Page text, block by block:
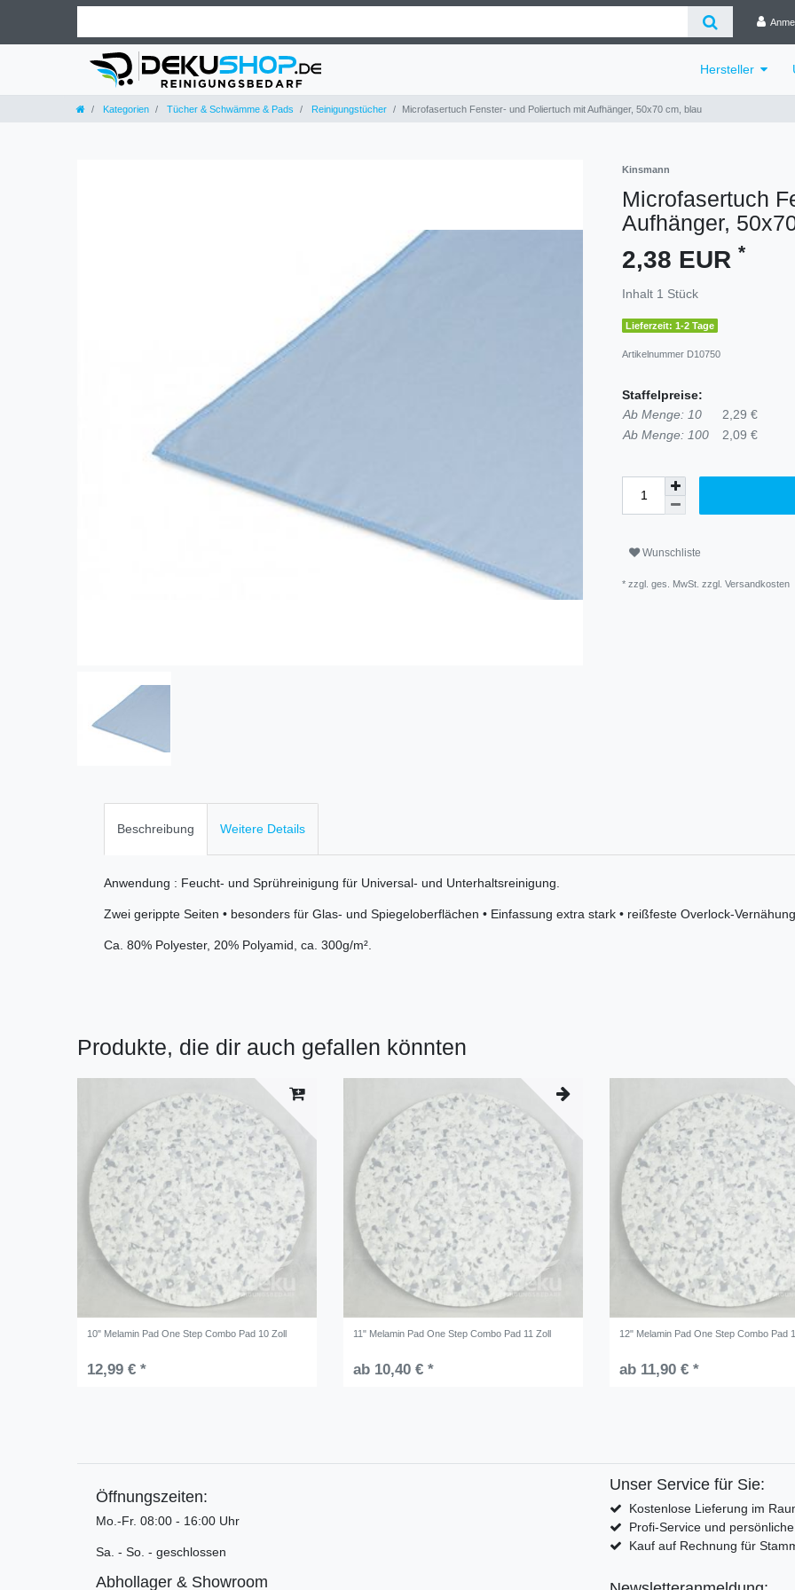
Hersteller
Kategorien Tücher & Schwämme & Pads Reinigungstücher Microfasertuch Fenster- und Poliertuch mit Aufhänger, 50x70 cm, blau
Kinsmann
Microfasertuch
Aufhänger,
2,38 EUR *
Inhalt 1 Stück
Lieferzeit: 1-2 Tage
Artikelnummer D10750
Staffelpreise:
Ab Menge: 10
2,29 €
Ab Menge: 100
2,09 €
Wunschliste
* zzgl. ges. MwSt. zzgl. Versandkosten
Beschreibung Weitere Details
Anwendung : Feucht- und Sprühreinigung für Universal- und Unterhaltsreinigung.
Zwei gerippte Seiten • besonders für Glas- und Spiegeloberflächen • Einfassung extra stark • reißfeste Overlock-
Ca. 80% Polyester, 20% Polyamid, ca. 300g/m².
Produkte, die dir auch gefallen könnten
10" Melamin Pad One Step Combo Pad 10 Zoll
12,99 € *
11" Melamin Pad One Step Combo Pad 11 Zoll
ab 10,40 € *
12" Melamin Pad One Step Combo Pad
ab 11,90 € *
Öffnungszeiten:
Mo.-Fr. 08:00 - 16:00 Uhr
Sa. - So. - geschlossen
Abhollager & Showroom
Unser Service für Sie:
Kostenlose Lieferung im
Profi-Service und
Kauf auf Rechnung für